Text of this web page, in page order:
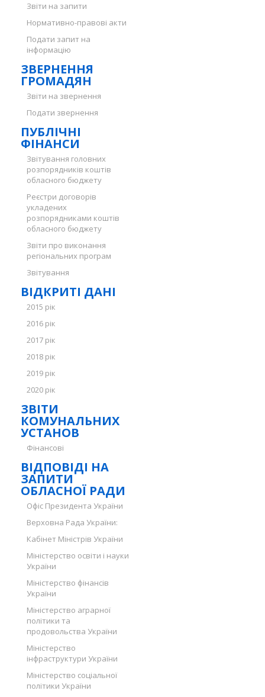
Звіти на запити
Нормативно-правові акти
Подати запит на
інформацію
ЗВЕРНЕННЯ
ГРОМАДЯН
Звіти на звернення
Подати звернення
ПУБЛІЧНІ
ФІНАНСИ
Звітування головних
розпорядників коштів
обласного бюджету
Реєстри договорів
укладених
розпорядниками коштів
обласного бюджету
Звіти про виконання
регіональних програм
Звітування
ВІДКРИТІ ДАНІ
2015 рік
2016 рік
2017 рік
2018 рік
2019 рік
2020 рік
ЗВІТИ
КОМУНАЛЬНИХ
УСТАНОВ
Фінансові
ВІДПОВІДІ НА
ЗАПИТИ
ОБЛАСНОЇ РАДИ
Офіс Президента України
Верховна Рада України:
Кабінет Міністрів України
Міністерство освіти і науки
України
Міністерство фінансів
України
Міністерство аграрної
політики та
продовольства України
Міністерство
інфраструктури України
Міністерство соціальної
політики України